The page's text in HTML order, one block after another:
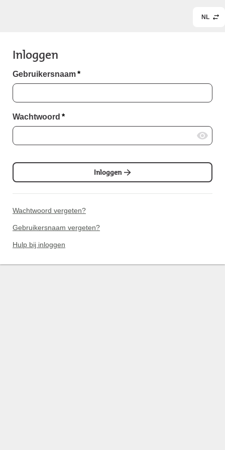
NL
Inloggen
Gebruikersnaam*
Wachtwoord *
Inloggen
Wachtwoord vergeten?
Gebruikersnaam vergeten?
Hulp bij inloggen